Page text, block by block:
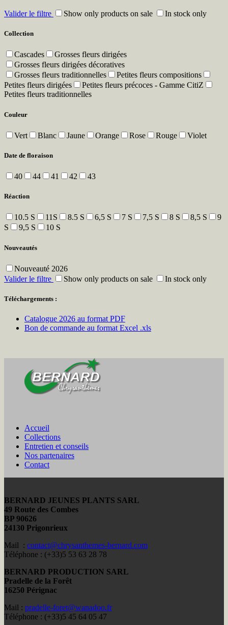
Valider le filtre Show only products on sale In stock only
Collection
Cascades
Grosses fleurs dirigées
Grosses fleurs dirigées décoratives
Grosses fleurs traditionnelles
Petites fleurs compositions
Petites fleurs dirigées
Petites fleurs précoces - Gamme CitiZ
Petites fleurs traditionnelles
Couleur
Vert Blanc Jaune Orange Rose Rouge Violet
Date de floraison
40 44 41 42 43
Réaction
10.5 S 11S 8.5 S 6,5 S 7 S 7,5 S 8 S 8,5 S
9
S
9,5 S 10 S
Nouveautés
Nouveauté 2026
Valider le filtre
Show only products on sale In stock only
Téléchargements :
Catalogue 2026 au format PDF
Bon de commande au format Excel .xls
Accueil
Collections
Entretien et conseils
Nos partenaires
Contact
BERNARD JEUNES PLANTS SARL
49 Route des Combes
BP 90626
24130 Prigonrieux
Mail : contact@chrysanthemes-bernard.com
Téléphone : (+33)5 53 63 28 78
BERNARD PRODUCTION SARL
Pradelle de la Forêt
16250 Pérignac
Mail : pradelle-foret@wanadoo.fr
Téléphone : (+33)5 45 64 05 47